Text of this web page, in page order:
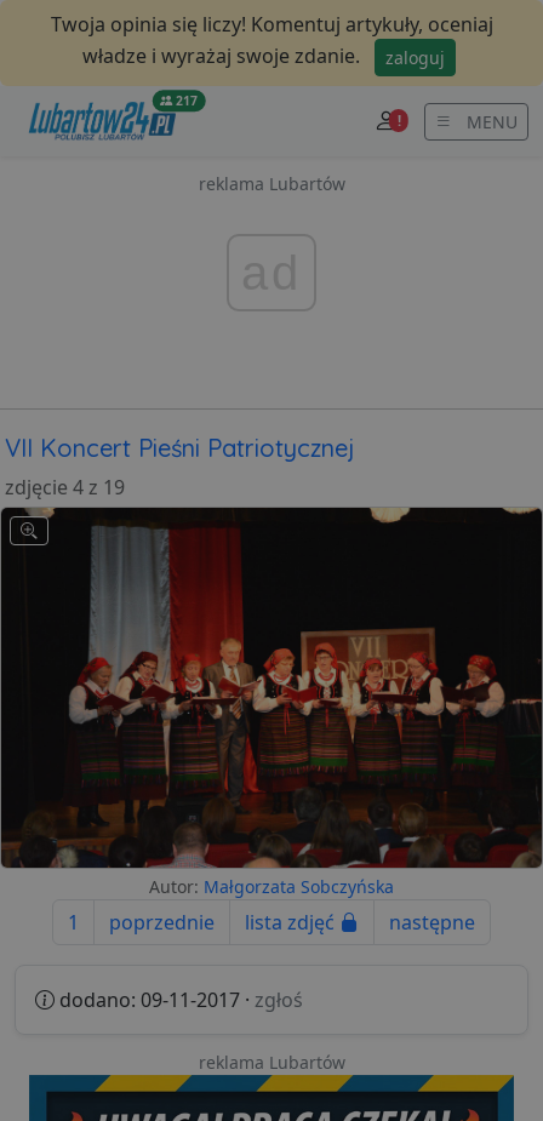
Twoja opinia się liczy! Komentuj artykuły, oceniaj
władze i wyrażaj swoje zdanie.
zaloguj
217
! MENU
reklama Lubartów
VII Koncert Pieśni Patriotycznej
zdjęcie 4 z 19
Autor: Małgorzata Sobczyńska
1 poprzednie lista zdjęć następne
dodano: 09-11-2017 · zgłoś
reklama Lubartów